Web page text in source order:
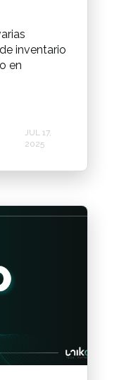
inventario
en
JUL 17,
2025